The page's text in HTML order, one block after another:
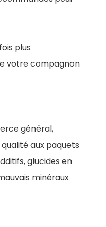
plus
votre compagnon
général,
aux paquets
glucides en
minéraux